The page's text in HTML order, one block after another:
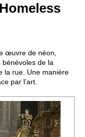
œuvre de néon,
bénévoles de la
la rue. Une manière
par l’art.